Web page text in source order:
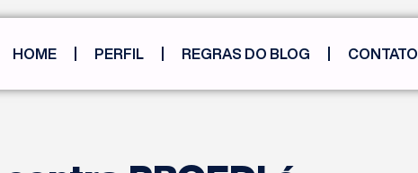
HOME PERFIL REGRAS DO BLOG CONTATO